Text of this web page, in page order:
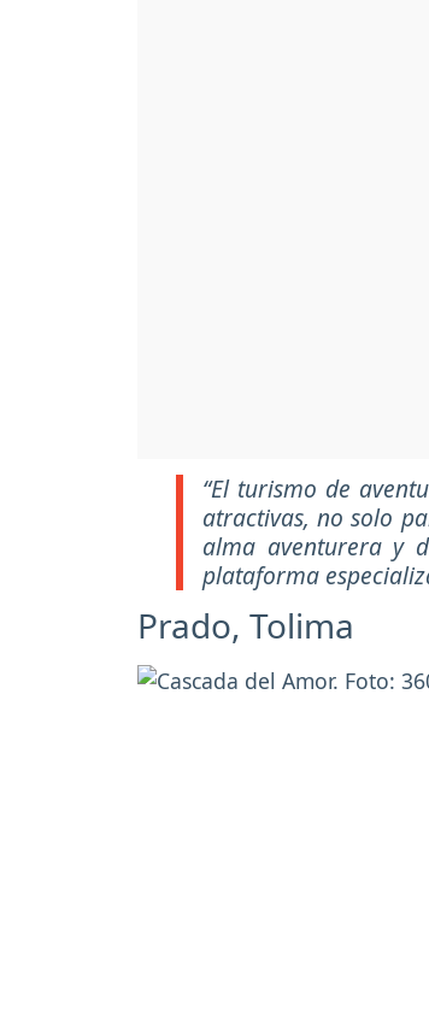
“El turismo de
atractivas, no solo
alma aventurera y
plataforma
Prado, Tolima